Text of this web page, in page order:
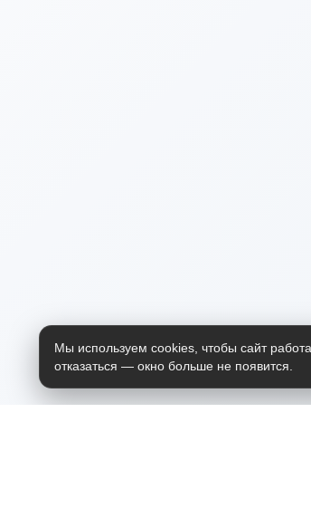
Мы используем cookies, чтобы сайт
отказаться — окно больше не появится.